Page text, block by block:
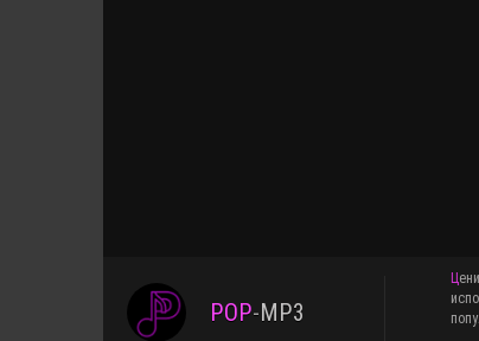
POP-MP3
Ценители музыки знают, что pop-mp3.ru это медиаплатформа для меломанов, желающих добавить в свои плейслисты свежие сборники и альбомы различных